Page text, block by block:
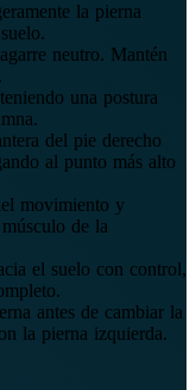
la pierna
neutro. Mantén
una postura
del pie derecho
al punto más alto
movimiento y
de la
el suelo con control,
antes de cambiar la
la pierna izquierda.